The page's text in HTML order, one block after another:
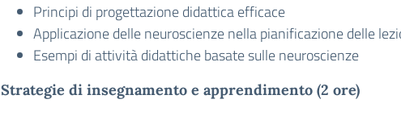
Principi di progettazione didattica efficace
Applicazione delle neuroscienze nella pianificazione delle
Esempi di attività didattiche basate sulle neuroscienze
Strategie di insegnamento e apprendimento (2 ore)